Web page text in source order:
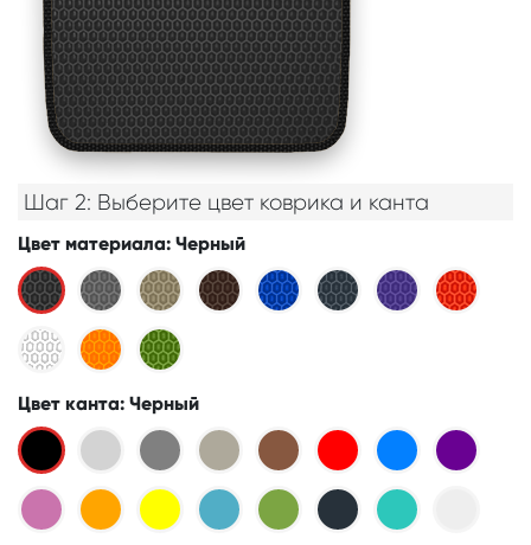
Шаг 2: Выберите цвет коврика и канта
Цвет материала: Черный
Цвет канта: Черный